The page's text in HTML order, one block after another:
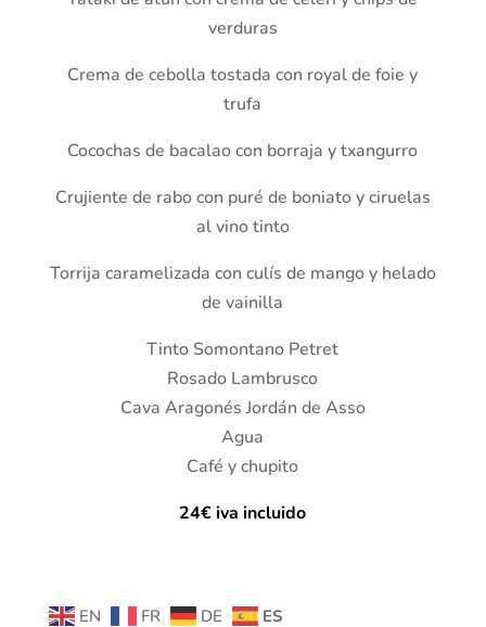
verduras
Crema de cebolla tostada con royal de foie y
trufa
Cocochas de bacalao con borraja y txangurro
Crujiente de rabo con puré de boniato y ciruelas
al vino tinto
Torrija caramelizada con culís de mango y helado
de vainilla
Tinto Somontano Petret
Rosado Lambrusco
Cava Aragonés Jordán de Asso
Agua
Café y chupito
24€ iva incluido
EN FR DE ES